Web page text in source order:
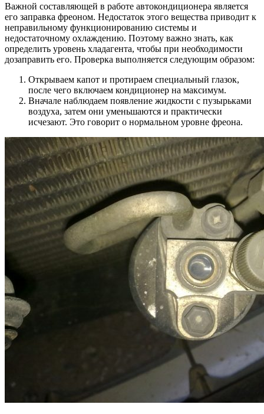
Важной составляющей в работе автокондиционера является
его заправка фреоном. Недостаток этого вещества приводит к
неправильному функционированию системы и
недостаточному охлаждению. Поэтому важно знать, как
определить уровень хладагента, чтобы при необходимости
дозаправить его. Проверка выполняется следующим образом:
Открываем капот и протираем специальный глазок,
после чего включаем кондиционер на максимум.
Вначале наблюдаем появление жидкости с пузырьками
воздуха, затем они уменьшаются и практически
исчезают. Это говорит о нормальном уровне фреона.